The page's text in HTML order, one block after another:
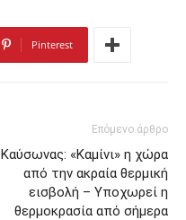
Pinterest
Επόμενο άρθρο
Καύσωνας: «Καμίνι» η χώρα
από την ακραία θερμική
εισβολή – Υποχωρεί η
θερμοκρασία από σήμερα